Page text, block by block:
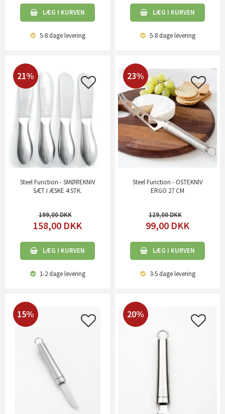
LÆG I KURVEN
5-8 dagelevering
LÆG I KURVEN
5-8 dagelevering
21%
Steel Function - SMØREKNIV
SÆT I ÆSKE 4 STK.
199,00
158,00 DKK
LÆG I KURVEN
1-2 dagelevering
23%
Steel Function - OSTEKNIV
ERGO 27 CM
129,00
99,00 DKK
LÆG I KURVEN
3-5 dagelevering
15% 20%